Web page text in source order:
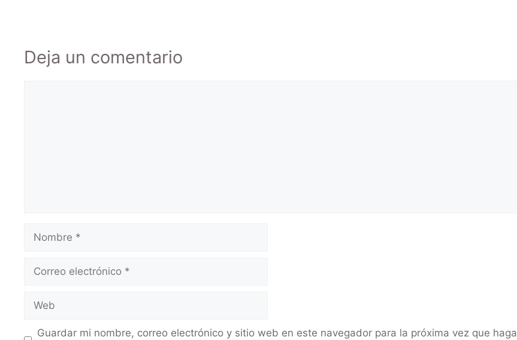
Deja un comentario
Guardar mi nombre, correo electrónico y sitio web en este navegador para la próxima vez que haga